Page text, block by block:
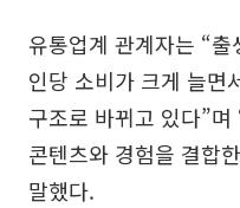
유통업계 관계자는 “
인당 소비가 크게 늘면
구조로 바뀌고 있다”
콘텐츠와 경험을 결합
말했다.